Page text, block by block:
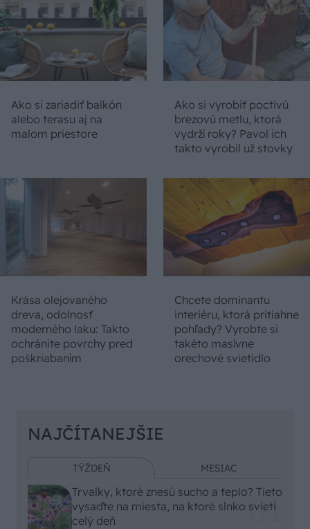
Ako si zariadiť balkón
alebo terasu aj na
malom priestore
Ako si vyrobiť poctivú
brezovú metlu, ktorá
vydrží roky? Pavol ich
takto vyrobil už stovky
Krása olejovaného
dreva, odolnosť
moderného laku: Takto
ochránite povrchy pred
poškriabaním
Chcete dominantu
interiéru, ktorá pritiahne
pohľady? Vyrobte si
takéto masívne
orechové svietidlo
NAJČÍTANEJŠIE
TÝŽDEŇ MESIAC
Trvalky, ktoré znesú sucho a teplo? Tieto
vysaďte na miesta, na ktoré slnko svieti
celý deň